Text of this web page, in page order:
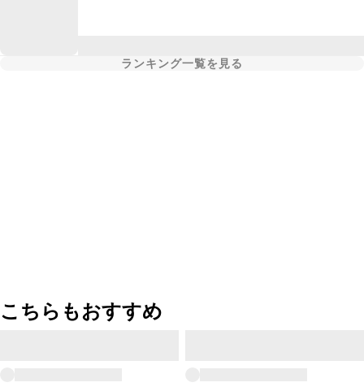
ランキング一覧を見る
こちらもおすすめ